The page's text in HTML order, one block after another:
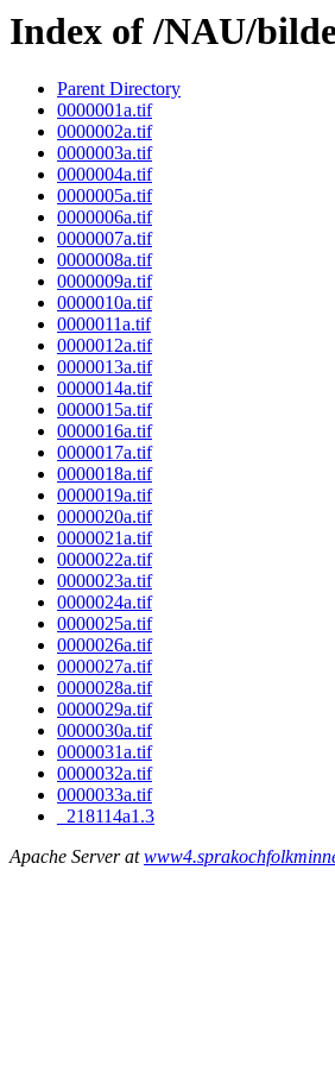
Index of /NAU/
Parent Directory
0000001a.tif
0000002a.tif
0000003a.tif
0000004a.tif
0000005a.tif
0000006a.tif
0000007a.tif
0000008a.tif
0000009a.tif
0000010a.tif
0000011a.tif
0000012a.tif
0000013a.tif
0000014a.tif
0000015a.tif
0000016a.tif
0000017a.tif
0000018a.tif
0000019a.tif
0000020a.tif
0000021a.tif
0000022a.tif
0000023a.tif
0000024a.tif
0000025a.tif
0000026a.tif
0000027a.tif
0000028a.tif
0000029a.tif
0000030a.tif
0000031a.tif
0000032a.tif
0000033a.tif
_218114a1.3
Apache Server at